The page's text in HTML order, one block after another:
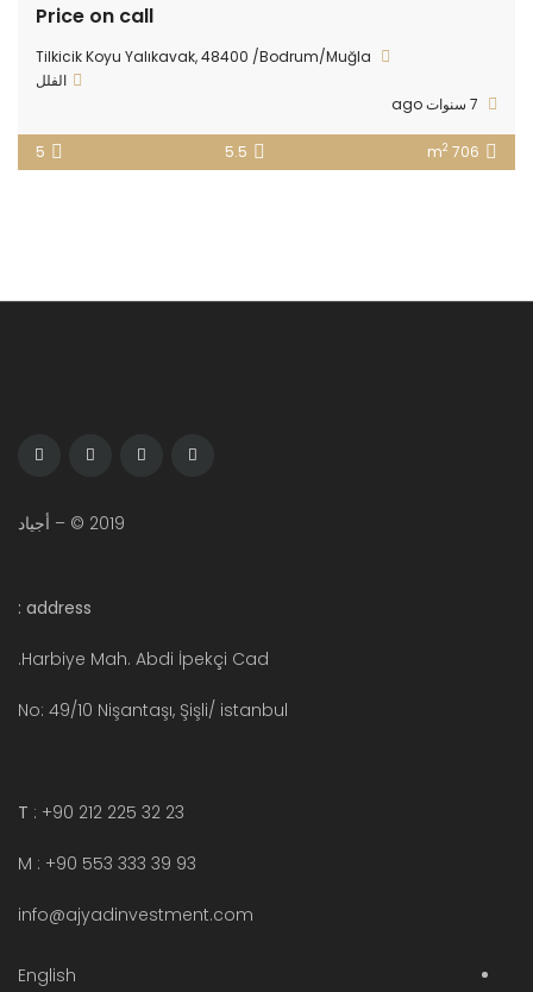
Price on call
Tilkicik Koyu Yalıkavak, 48400 /Bodrum/Muğla
الفلل
706 m
2
5.5
5
2019 © – أجياد
address :
Harbiye Mah. Abdi İpekçi Cad.
No: 49/10 Nişantaşı, Şişli/ istanbul
T : +90 212 225 32 23
M : +90 553 333 39 93
info@ajyadinvestment.com
English